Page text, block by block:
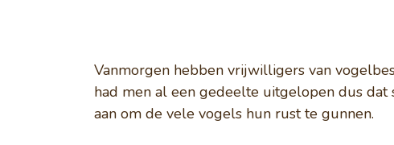
Vanmorgen hebben vrijwilligers van
had men al een gedeelte uitgelopen dus
aan om de vele vogels hun rust te gunnen.